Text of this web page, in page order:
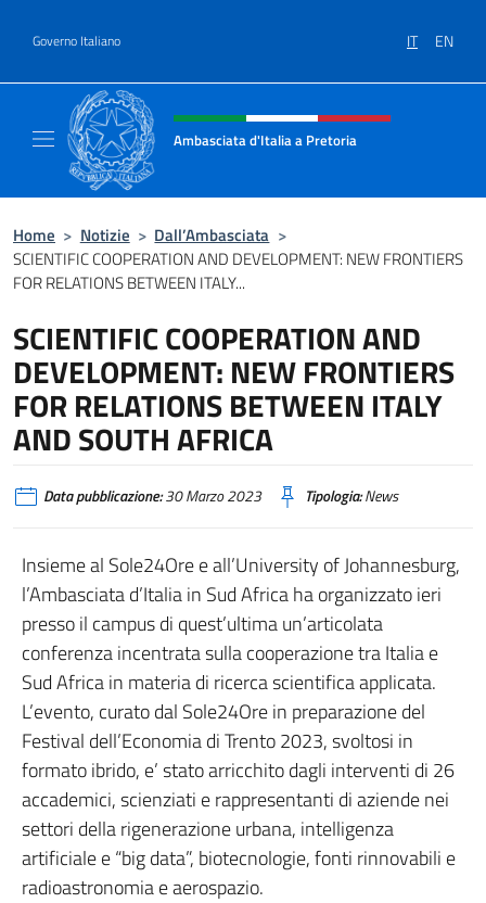
Governo Italiano IT EN
Intestazione sito, social e menù
Ambasciata d'Italia a Pretoria
Home > Notizie > Dall’Ambasciata >
SCIENTIFIC COOPERATION AND DEVELOPMENT: NEW FRONTIERS
FOR RELATIONS BETWEEN ITALY...
SCIENTIFIC COOPERATION AND
DEVELOPMENT: NEW FRONTIERS
FOR RELATIONS BETWEEN ITALY
AND SOUTH AFRICA
Data pubblicazione:30 Marzo 2023 Tipologia:News
Insieme al Sole24Ore e all’University of Johannesburg,
l’Ambasciata d’Italia in Sud Africa ha organizzato ieri
presso il campus di quest’ultima un’articolata
conferenza incentrata sulla cooperazione tra Italia e
Sud Africa in materia di ricerca scientifica applicata.
L’evento, curato dal Sole24Ore in preparazione del
Festival dell’Economia di Trento 2023, svoltosi in
formato ibrido, e’ stato arricchito dagli interventi di 26
accademici, scienziati e rappresentanti di aziende nei
settori della rigenerazione urbana, intelligenza
artificiale e “big data”, biotecnologie, fonti rinnovabili e
radioastronomia e aerospazio.